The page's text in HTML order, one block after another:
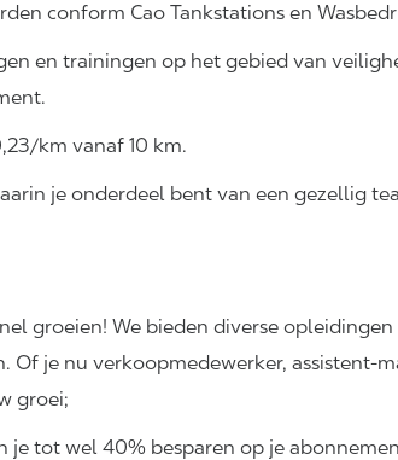
conform Cao Tankstations en
en trainingen op het gebied van
km vanaf 10 km.
je onderdeel bent van een gezellig
groeien! We bieden diverse
je nu verkoopmedewerker, assistent-
groei;
je tot wel 40% besparen op je